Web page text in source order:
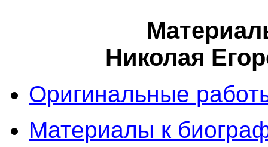
Николая
Оригинальные
Материалы к